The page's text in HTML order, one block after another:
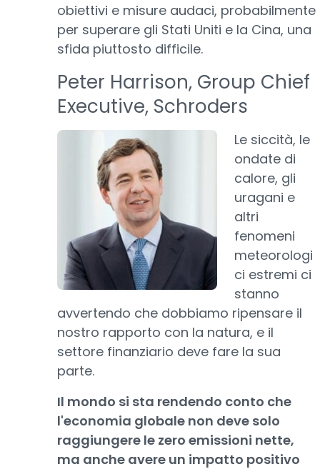
obiettivi e misure audaci, probabilmente
per superare gli Stati Uniti e la Cina, una
sfida piuttosto difficile.
Peter Harrison, Group Chief
Executive, Schroders
Le siccità, le
ondate di
calore, gli
uragani e
altri
fenomeni
meteorologi
ci estremi ci
stanno
avvertendo che dobbiamo ripensare il
nostro rapporto con la natura, e il
settore finanziario deve fare la sua
parte.
Il mondo si sta rendendo conto che
l'economia globale non deve solo
raggiungere le zero emissioni nette,
ma anche avere un impatto positivo